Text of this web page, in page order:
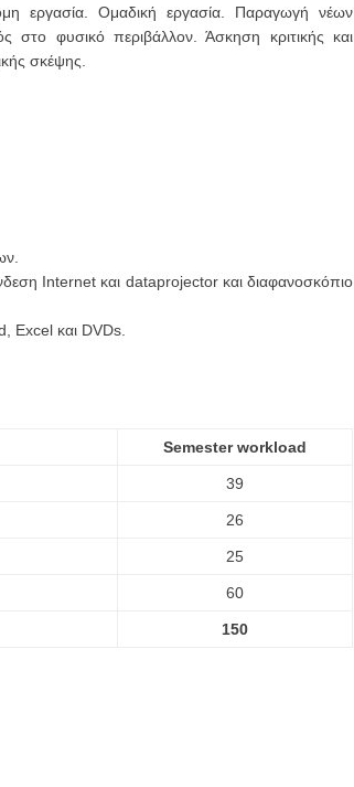
εργασία. Ομαδική εργασία. Παραγωγή νέων
στο φυσικό περιβάλλον. Άσκηση κριτικής και
σκέψης.
Internet και dataprojector και διαφανοσκόπιο
Excel και DVDs.
Semester workload
39
26
25
60
150